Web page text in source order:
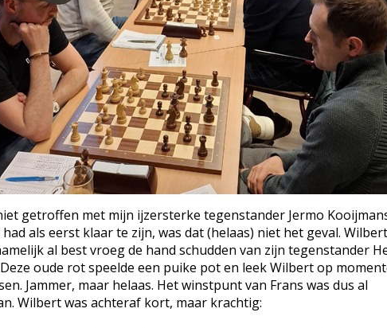
getroffen met mijn ijzersterke tegenstander Jermo
als eerst klaar te zijn, was dat (helaas) niet het geval.
al best vroeg de hand schudden van zijn tegenstander
oude rot speelde een puike pot en leek Wilbert op
Jammer, maar helaas. Het winstpunt van Frans was dus al
Wilbert was achteraf kort, maar krachtig: